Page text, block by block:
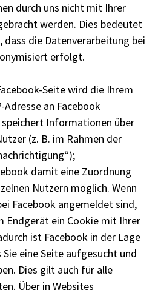
durch uns nicht mit Ihrer
werden. Dies bedeutet
die Datenverarbeitung bei
erfolgt.
Seite wird die Ihrem
an Facebook
Informationen über
(z. B. im Rahmen der
damit eine Zuordnung
Nutzern möglich. Wenn
Facebook angemeldet sind,
Endgerät ein Cookie mit Ihrer
ist Facebook in der Lage
eine Seite aufgesucht und
Dies gilt auch für alle
Über in Websites